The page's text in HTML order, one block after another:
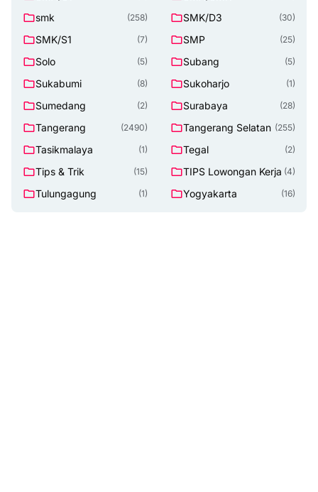
smk (258) SMK/D3 (30)
SMK/S1 (7) SMP (25)
Solo (5) Subang (5)
Sukabumi (8) Sukoharjo (1)
Sumedang (2) Surabaya (28)
Tangerang (2490) Tangerang Selatan (255)
Tasikmalaya (1) Tegal (2)
Tips & Trik (15) TIPS Lowongan Kerja (4)
Tulungagung (1) Yogyakarta (16)